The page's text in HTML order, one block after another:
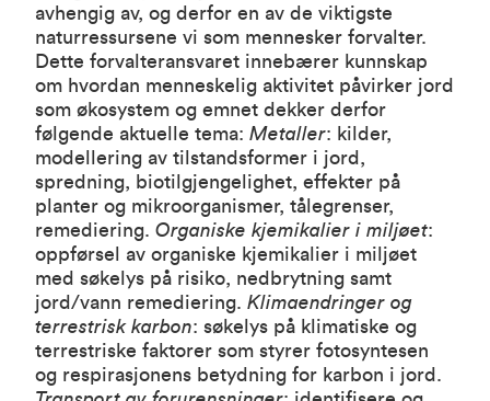
avhengig av, og derfor en av de viktigste
naturressursene vi som mennesker forvalter.
Dette forvalteransvaret innebærer kunnskap
om hvordan menneskelig aktivitet påvirker jord
som økosystem og emnet dekker derfor
følgende aktuelle tema: Metaller: kilder,
modellering av tilstandsformer i jord,
spredning, biotilgjengelighet, effekter på
planter og mikroorganismer, tålegrenser,
remediering. Organiske kjemikalier i miljøet:
oppførsel av organiske kjemikalier i miljøet
med søkelys på risiko, nedbrytning samt
jord/vann remediering. Klimaendringer og
terrestrisk karbon: søkelys på klimatiske og
terrestriske faktorer som styrer fotosyntesen
og respirasjonens betydning for karbon i jord.